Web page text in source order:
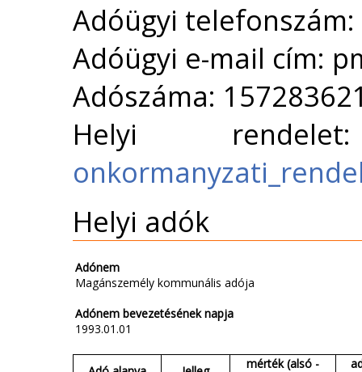
Adóügyi
Adóügyi e-mail cím:
Adószáma:
Helyi
Helyi adók
Adónem
Magánszemély kommunális adója
Adónem bevezetésének napja
1993.01.01
mérték (alsó -